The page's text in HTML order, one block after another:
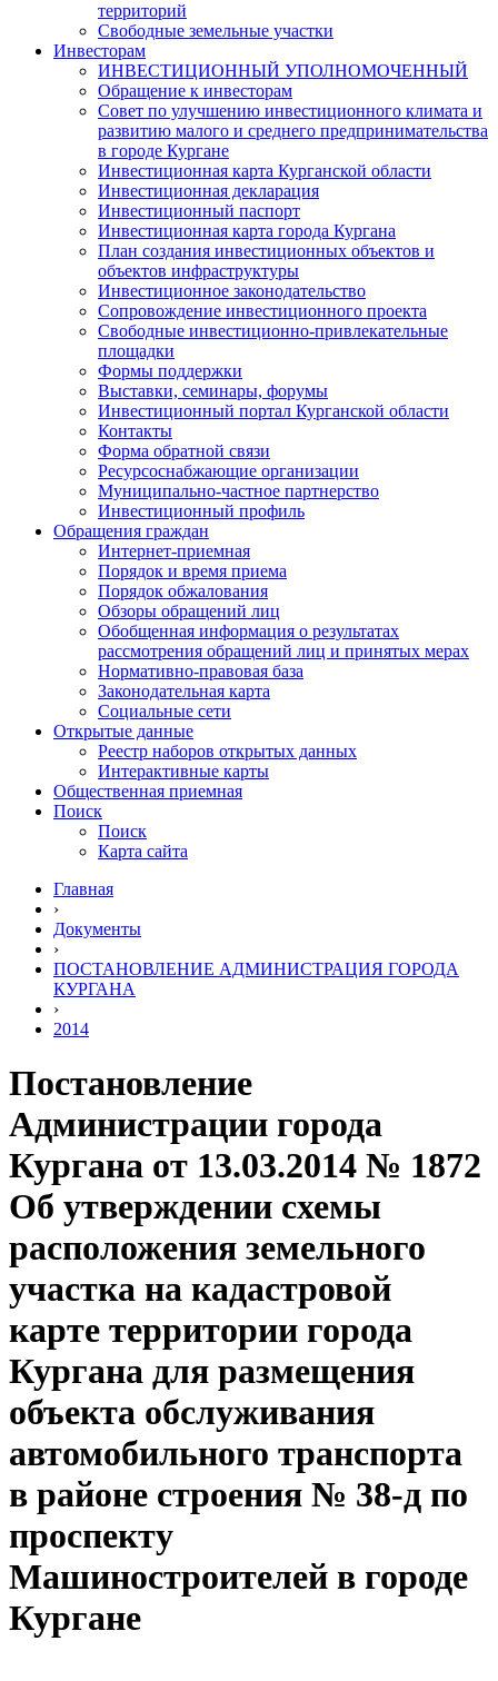
территорий
Свободные земельные участки
Инвесторам
ИНВЕСТИЦИОННЫЙ УПОЛНОМОЧЕННЫЙ
Обращение к инвесторам
Совет по улучшению инвестиционного климата и
развитию малого и среднего предпринимательства
в городе Кургане
Инвестиционная карта Курганской области
Инвестиционная декларация
Инвестиционный паспорт
Инвестиционная карта города Кургана
План создания инвестиционных объектов и
объектов инфраструктуры
Инвестиционное законодательство
Сопровождение инвестиционного проекта
Свободные инвестиционно-привлекательные
площадки
Формы поддержки
Выставки, семинары, форумы
Инвестиционный портал Курганской области
Контакты
Форма обратной связи
Ресурсоснабжающие организации
Муниципально-частное партнерство
Инвестиционный профиль
Обращения граждан
Интернет-приемная
Порядок и время приема
Порядок обжалования
Обзоры обращений лиц
Обобщенная информация о результатах
рассмотрения обращений лиц и принятых мерах
Нормативно-правовая база
Законодательная карта
Социальные сети
Открытые данные
Реестр наборов открытых данных
Интерактивные карты
Общественная приемная
Поиск
Поиск
Карта сайта
Главная
›
Документы
›
ПОСТАНОВЛЕНИЕ АДМИНИСТРАЦИЯ ГОРОДА
КУРГАНА
›
2014
Постановление
Администрации города
Кургана от 13.03.2014 № 1872
Об утверждении схемы
расположения земельного
участка на кадастровой
карте территории города
Кургана для размещения
объекта обслуживания
автомобильного транспорта
в районе строения № 38-д по
проспекту
Машиностроителей в городе
Кургане